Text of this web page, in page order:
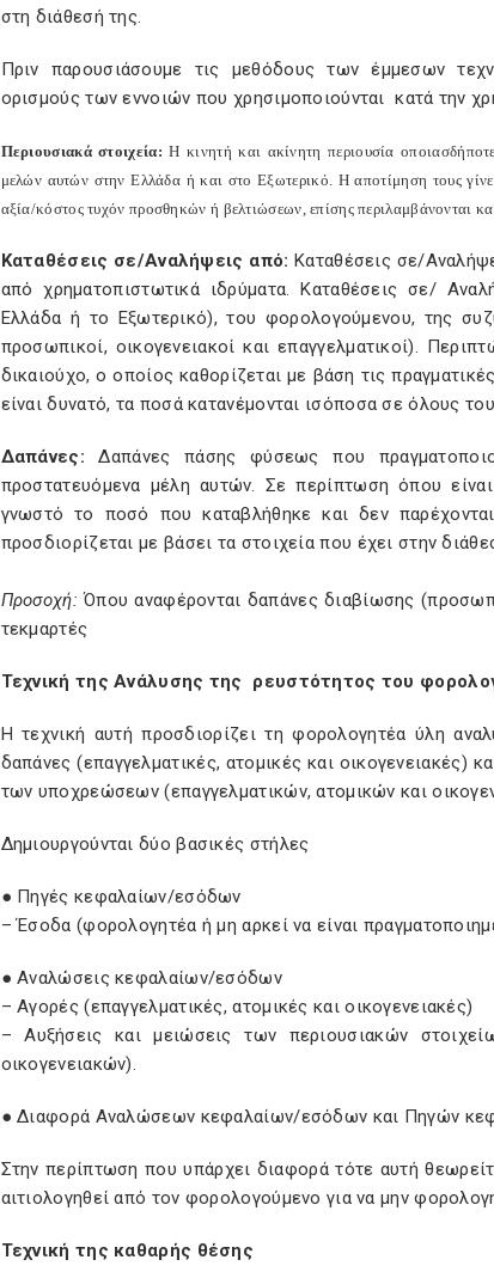
στη διάθεσή της.
Πριν παρουσιάσουμε τις μεθόδους των έμμεσων
ορισμούς των εννοιών που χρησιμοποιούνται κατά την
Περιουσιακά στοιχεία:Η κινητή και ακίνητη περιουσία
μελών αυτών στην Ελλάδα ή και στο Εξωτερικό. Η αποτίμηση τους
αξία/κόστος τυχόν προσθηκών ή βελτιώσεων, επίσης περιλαμβάνονται
Καταθέσεις σε/Αναλήψεις από: Καταθέσεις σε/
από χρηματοπιστωτικά ιδρύματα. Καταθέσεις σε/
Ελλάδα ή το Εξωτερικό), του φορολογούμενου, της
προσωπικοί, οικογενειακοί και επαγγελματικοί).
δικαιούχο, ο οποίος καθορίζεται με βάση τις
είναι δυνατό, τα ποσά κατανέμονται ισόποσα σε όλους
Δαπάνες: Δαπάνες πάσης φύσεως που
προστατευόμενα μέλη αυτών. Σε περίπτωση όπου
γνωστό το ποσό που καταβλήθηκε και δεν
προσδιορίζεται με βάσει τα στοιχεία που έχει στην
Προσοχή: Όπου αναφέρονται δαπάνες διαβίωσης
τεκμαρτές
Τεχνική της Ανάλυσης της ρευστότητος του
Η τεχνική αυτή προσδιορίζει τη φορολογητέα ύλη
δαπάνες (επαγγελματικές, ατομικές και οικογενειακές)
των υποχρεώσεων (επαγγελματικών, ατομικών και
Δημιουργούνται δύο βασικές στήλες
● Πηγές κεφαλαίων/εσόδων
– Έσοδα (φορολογητέα ή μη αρκεί να είναι
● Αναλώσεις κεφαλαίων/εσόδων
– Αγορές (επαγγελματικές, ατομικές και οικογενειακές)
– Αυξήσεις και μειώσεις των περιουσιακών
οικογενειακών).
● Διαφορά Αναλώσεων κεφαλαίων/εσόδων και Πηγών
Στην περίπτωση που υπάρχει διαφορά τότε αυτή
αιτιολογηθεί από τον φορολογούμενο για να μην
Τεχνική της καθαρής θέσης